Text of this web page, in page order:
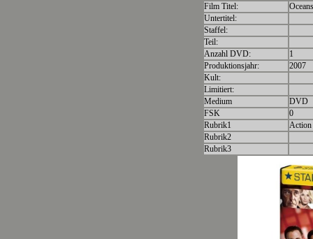
Film Titel:
Untertitel:
Staffel:
Teil:
Anzahl DVD:
1
Produktionsjahr:
2007
Kult:
Limitiert:
Medium
DVD
FSK
0
Rubrik1
Action
Rubrik2
Rubrik3